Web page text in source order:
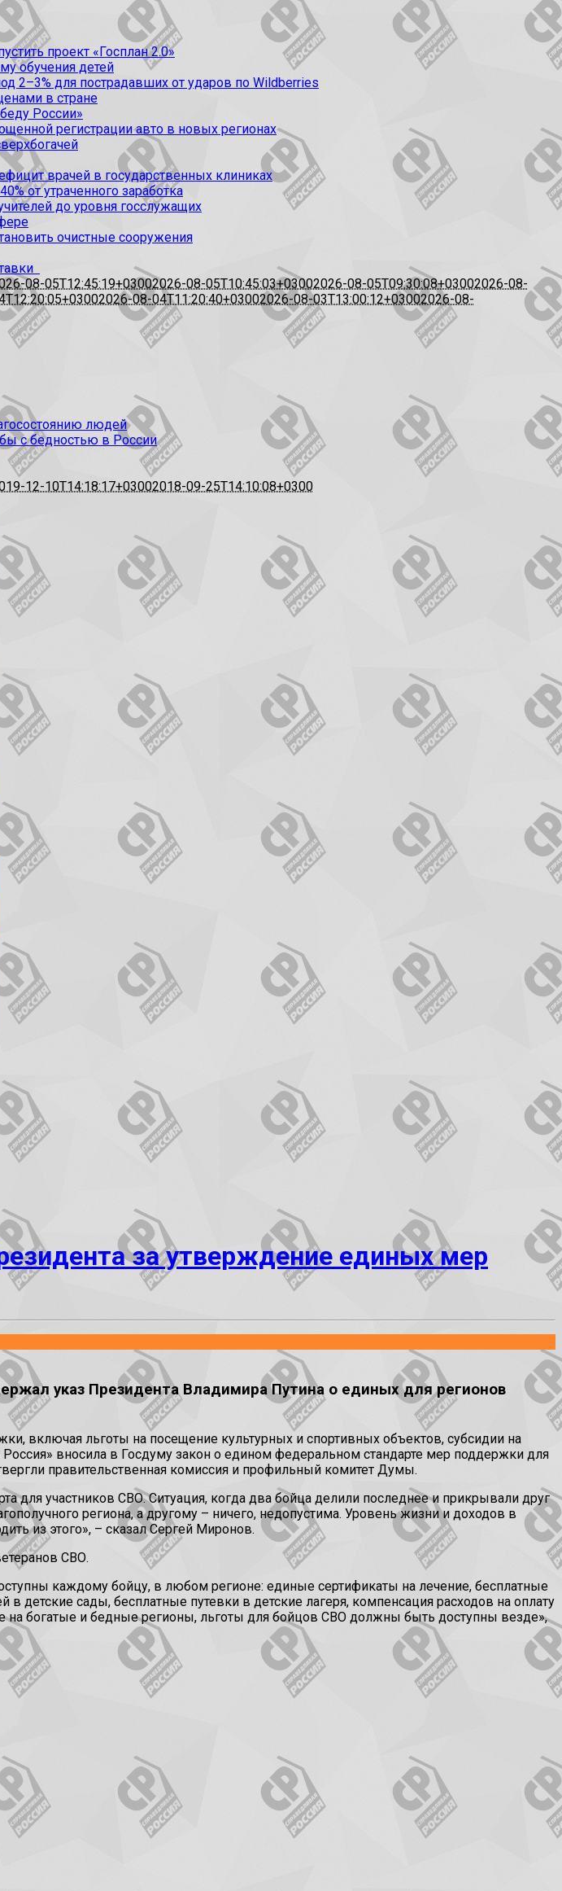
проект «Госплан 2.0»
обучения детей
2–3% для пострадавших от ударов по Wildberries
в стране
России»
регистрации авто в новых регионах
врачей в государственных клиниках
от утраченного заработка
до уровня госслужащих
очистные сооружения
08-05T12:45:19+03002026-08-05T10:45:03+03002026-08-05T09:30:08+03002026-08-
2026-08-04T11:20:40+03002026-08-03T13:00:12+03002026-08-
людей
с бедностью в России
12-10T14:18:17+03002018-09-25T14:10:08+0300
за утверждение единых мер
указ Президента Владимира Путина о единых для регионов
включая льготы на посещение культурных и спортивных объектов, субсидии на
вносила в Госдуму закон о едином федеральном стандарте мер поддержки для
правительственная комиссия и профильный комитет Думы.
для участников СВО. Ситуация, когда два бойца делили последнее и прикрывали друг
региона, а другому – ничего, недопустима. Уровень жизни и доходов в
из этого», – сказал Сергей Миронов.
СВО.
каждому бойцу, в любом регионе: единые сертификаты на лечение, бесплатные
детские сады, бесплатные путевки в детские лагеря, компенсация расходов на оплату
богатые и бедные регионы, льготы для бойцов СВО должны быть доступны везде»,